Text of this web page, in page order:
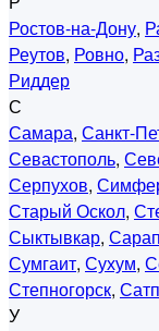
Ростов-на-Дону,
Реутов, Ровно,
Риддер
С
Самара, Санкт-
Севастополь,
Серпухов,
Старый Оскол,
Сыктывкар,
Сумгаит, Сухум,
Степногорск,
У